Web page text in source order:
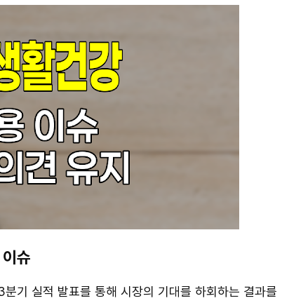
슈
기 실적 발표를 통해 시장의 기대를 하회하는 결과를